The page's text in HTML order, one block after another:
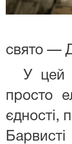
свято —
У цей
просто
єдності,